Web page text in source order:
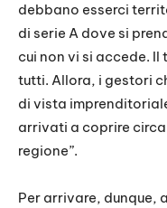
debbano esserci
di serie A dove si
cui non vi si accede.
tutti. Allora, i gestori
di vista
arrivati a coprire
regione”.
Per arrivare, dunque,